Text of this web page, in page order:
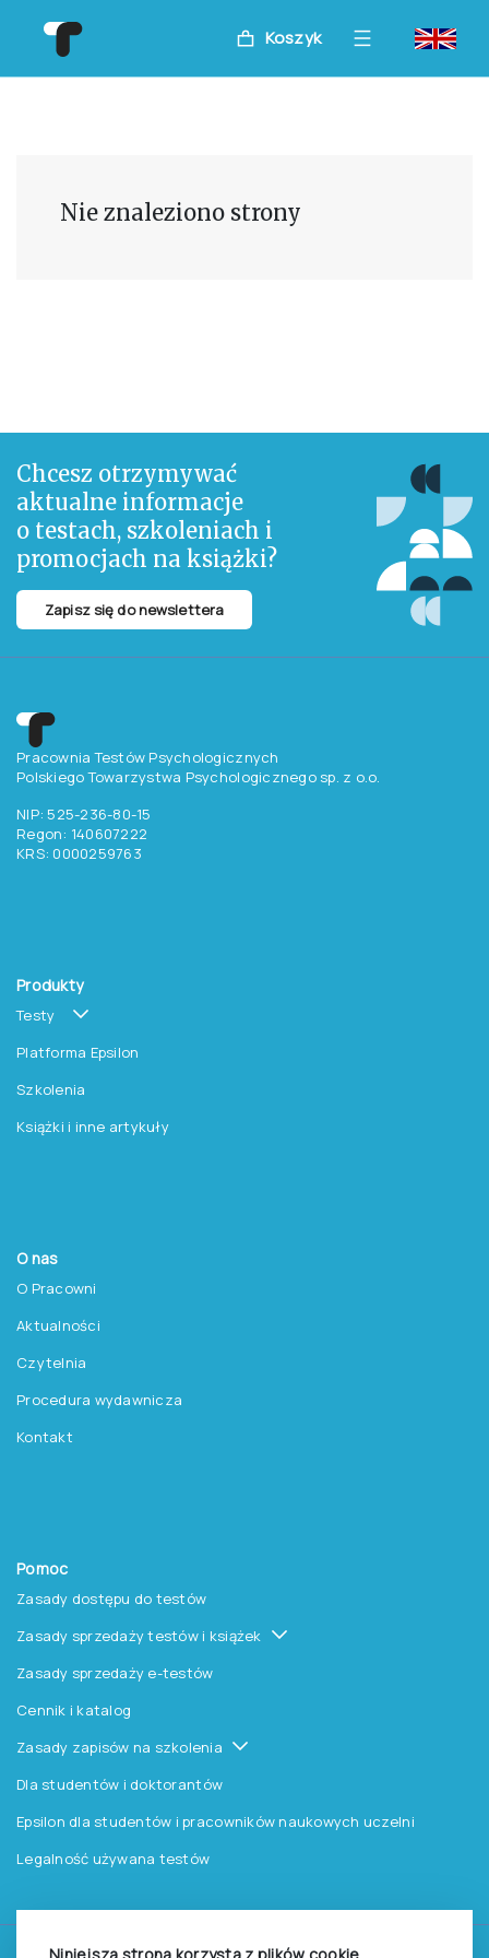
Koszyk
Nie znaleziono strony
Chcesz otrzymywać
aktualne informacje
o testach, szkoleniach i
promocjach na książki?
Zapisz się do newslettera
Pracownia Testów Psychologicznych
Polskiego Towarzystwa Psychologicznego sp. z o.o.
NIP: 525-236-80-15
Regon: 140607222
KRS: 0000259763
Produkty
Testy
Platforma Epsilon
Szkolenia
Książki i inne artykuły
O nas
O Pracowni
Aktualności
Czytelnia
Procedura wydawnicza
Kontakt
Pomoc
Zasady dostępu do testów
Zasady sprzedaży testów i książek
Zasady sprzedaży e-testów
Cennik i katalog
Zasady zapisów na szkolenia
Dla studentów i doktorantów
Epsilon dla studentów i pracowników naukowych uczelni
Legalność używana testów